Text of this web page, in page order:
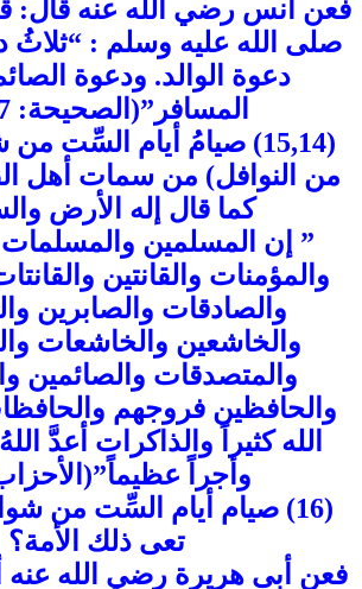
فعن أنس رضي الله عنه قال:
صلى الله عليه وسلم : “ثلاثُ
دعوة الوالد. ودعوة
المسافر”(الصحيحة: 1797)
(15,14) صيامُ أيام السِّت
من النوافل) من سمات أهل
كما قال إله الأرض
” إن المسلمين والمسلمات
والمؤمنات والقانتين
والصادقات والصابرين
والخاشعين والخاشعات
والمتصدقات والصائمين
والحافظين فروجهم
الله كثيراً والذاكرات أعدَّ
وأجراً
(16) صيام أيام السِّت من
تعى ذلك الأمة؟
فعن أبى هريرة رضي الله عنه